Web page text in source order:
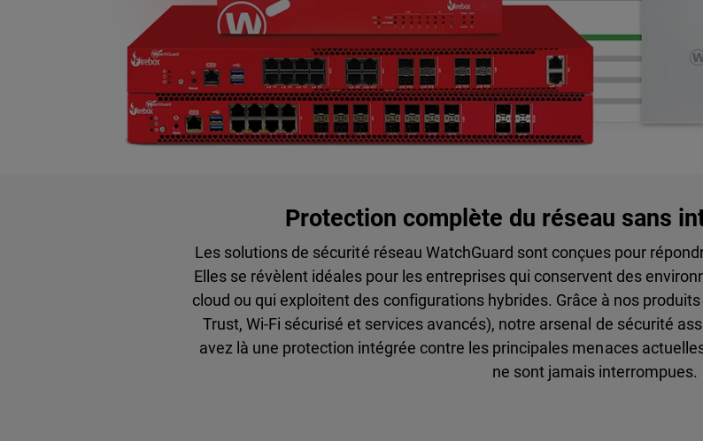
Protection complète du réseau sans
Les solutions de sécurité réseau WatchGuard sont conçues pour
Elles se révèlent idéales pour les entreprises qui conservent des
cloud ou qui exploitent des configurations hybrides. Grâce à nos
Trust, Wi-Fi sécurisé et services avancés), notre arsenal de sécurité
avez là une protection intégrée contre les principales menaces
ne sont jamais interrompues.